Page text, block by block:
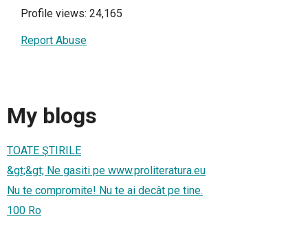
Profile views: 24,165
Report Abuse
My blogs
TOATE ŞTIRILE
&gt;&gt; Ne gasiti pe www.proliteratura.eu
Nu te compromite! Nu te ai decât pe tine.
100 Ro